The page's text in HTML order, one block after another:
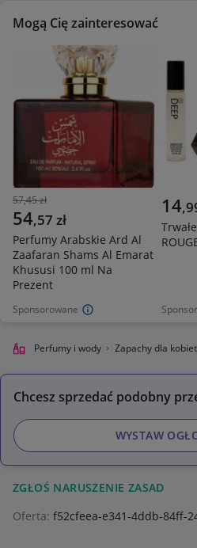
Mogą Cię zainteresować
Sponsorowane
57,45 zł
54,57 zł
Perfumy Arabskie Ard Al
Zaafaran Shams Al Emarat
Khususi 100 ml Na
Prezent
14,
Perfumy i wody Zapachy dla kobiet
Chcesz sprzedać podobny
WYSTAW
ZGŁOŚ NARUSZENIE ZASAD
Oferta: f52cfeea-e341-4ddb-84ff-